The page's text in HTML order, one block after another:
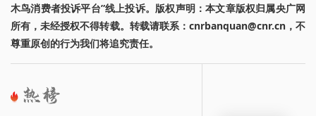
木鸟消费者投诉平台”线上投诉。版权声明：本文章版权归属央广网
所有，未经授权不得转载。转载请联系：cnrbanquan@cnr.cn，不
尊重原创的行为我们将追究责任。